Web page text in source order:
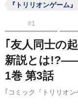
『トリリオンゲーム』
#1
｢友人同士の
新説とは
1巻 第3話
｢コミック『トリリオ